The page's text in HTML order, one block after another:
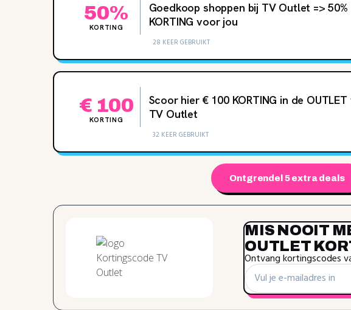
50%
KORTING
Goedkoop shoppen bij TV Outlet => 50‌%
KORTING voor jou
28 KEER GEBRUIKT
€ 100
KORTING
Scoor hier € 100 KORTING in de OUTLET
TV Outlet
32 KEER GEBRUIKT
Ontgrendel 5 extra deals
MIS NOOIT
OUTLET
Ontvang kortingscodes